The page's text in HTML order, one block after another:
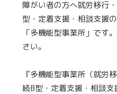
障がい者の方へ就労移行
型・定着支援・相談支援
「多機能型事業所」です
さい。
『多機能型事業所（就労
続B型・定着支援・相談支